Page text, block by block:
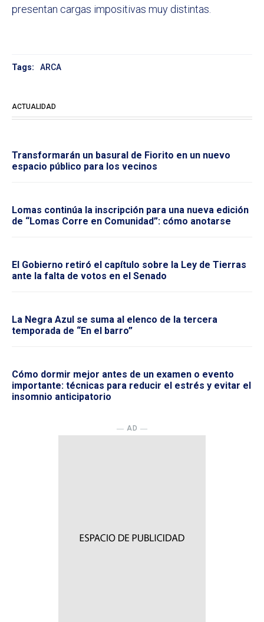
presentan cargas impositivas muy distintas.
Tags: ARCA
ACTUALIDAD
Transformarán un basural de Fiorito en un nuevo
espacio público para los vecinos
Lomas continúa la inscripción para una nueva edición
de “Lomas Corre en Comunidad”: cómo anotarse
El Gobierno retiró el capítulo sobre la Ley de Tierras
ante la falta de votos en el Senado
La Negra Azul se suma al elenco de la tercera
temporada de “En el barro”
Cómo dormir mejor antes de un examen o evento
importante: técnicas para reducir el estrés y evitar el
insomnio anticipatorio
― AD ―